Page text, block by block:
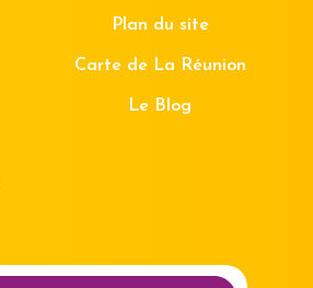
Plan du site
Carte de La Réunion
Le Blog